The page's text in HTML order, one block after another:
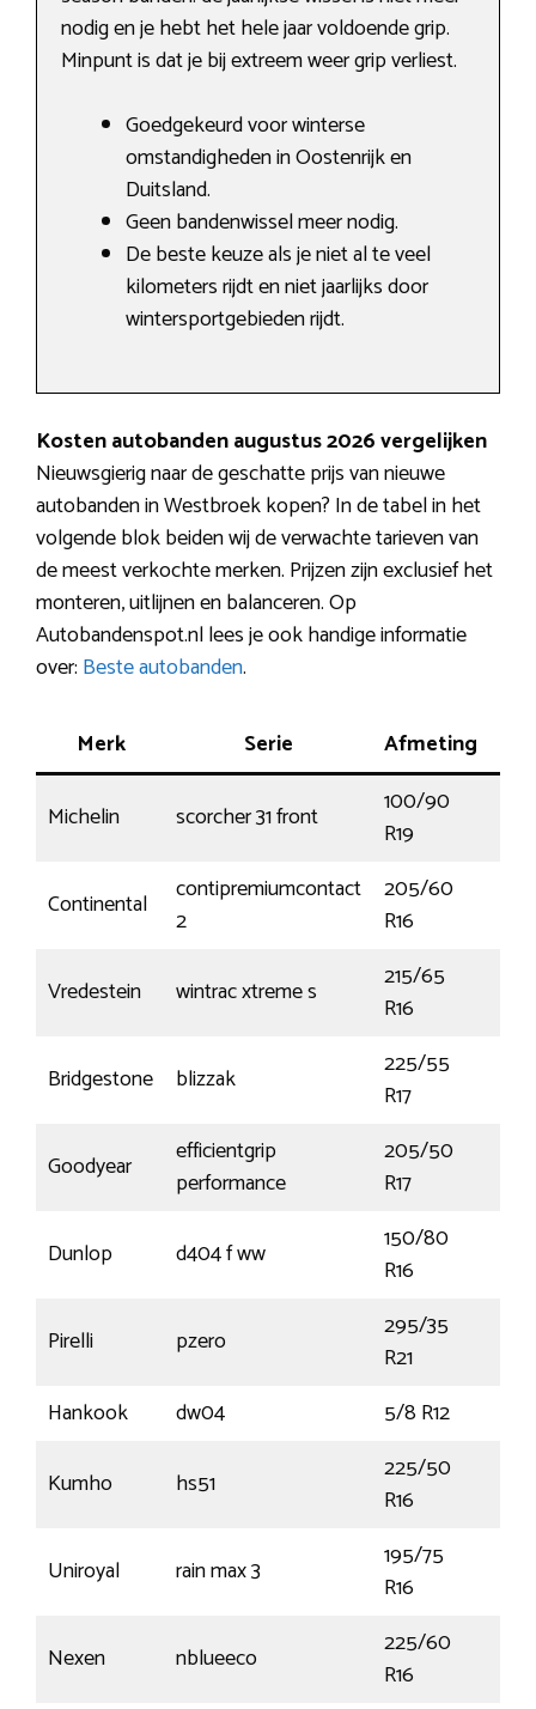
nodig en je hebt het hele jaar voldoende grip.
Minpunt is dat je bij extreem weer grip verliest.
Goedgekeurd voor winterse
omstandigheden in Oostenrijk en
Duitsland.
Geen bandenwissel meer nodig.
De beste keuze als je niet al te veel
kilometers rijdt en niet jaarlijks door
wintersportgebieden rijdt.
Kosten autobanden augustus 2026 vergelijken
Nieuwsgierig naar de geschatte prijs van nieuwe
autobanden in Westbroek kopen? In de tabel in het
volgende blok beiden wij de verwachte tarieven van
de meest verkochte merken. Prijzen zijn exclusief het
monteren, uitlijnen en balanceren. Op
Autobandenspot.nl lees je ook handige informatie
over: Beste autobanden.
Merk Serie Afmeting
Michelin scorcher 31 front
100/90
R19
Continental
contipremiumcontact
2
205/60
R16
Vredestein wintrac xtreme s
215/65
R16
Bridgestone blizzak
225/55
R17
Goodyear
efficientgrip
performance
205/50
R17
Dunlop d404 f ww
150/80
R16
Pirelli pzero
295/35
R21
Hankook
dw04 5/8 R12
Kumho
hs51
225/50
R16
Uniroyal rain max 3
195/75
R16
Nexen nblueeco
225/60
R16